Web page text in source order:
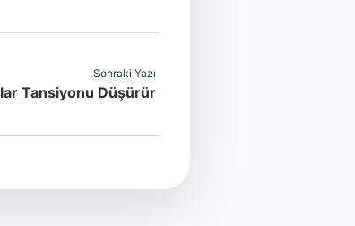
Sonraki Yazı
Tansiyonu Düşürür